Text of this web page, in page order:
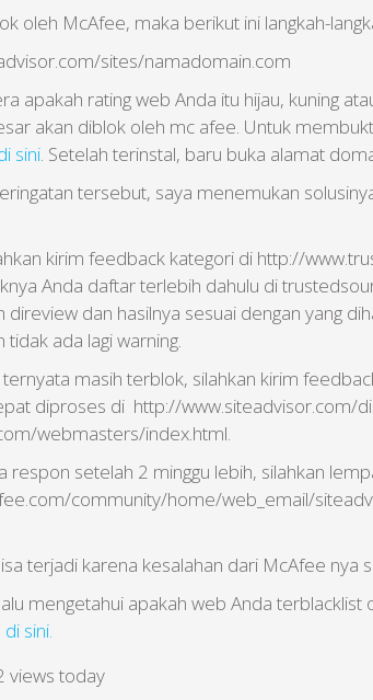
oleh McAfee, maka berikut ini langkah-
sites/namadomain.com
apakah rating web Anda itu hijau, kuning
akan diblok oleh mc afee. Untuk
sini. Setelah terinstal, baru buka alamat
tersebut, saya menemukan
kirim feedback kategori di http://
Anda daftar terlebih dahulu di
direview dan hasilnya sesuai dengan yang
ada lagi warning.
ternyata masih terblok, silahkan kirim
diproses di http://www.siteadvisor.com/
webmasters/index.html.
respon setelah 2 minggu lebih, silahkan
community/home/web_email/
terjadi karena kesalahan dari McAfee
mengetahui apakah web Anda
sini.
views today